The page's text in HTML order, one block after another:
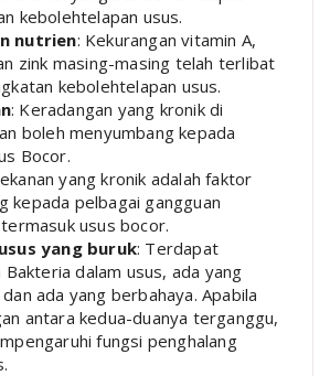
kebolehtelapan usus.
nutrien: Kekurangan vitamin A,
zink masing-masing telah terlibat
kebolehtelapan usus.
: Keradangan yang kronik di
boleh menyumbang kepada
Bocor.
yang kronik adalah faktor
kepada pelbagai gangguan
usus bocor.
yang buruk: Terdapat
dalam usus, ada yang
ada yang berbahaya. Apabila
antara kedua-duanya terganggu,
fungsi penghalang